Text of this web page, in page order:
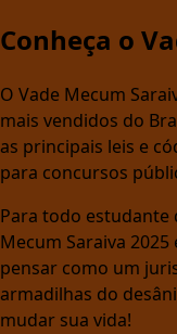
Conheça o
O Vade Mecum
mais vendidos do
as principais leis e
para concursos
Para todo estudante
Mecum Saraiva
pensar como um
armadilhas do
mudar sua vida!